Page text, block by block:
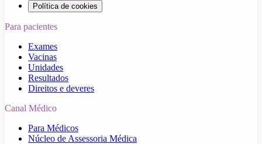
Política de cookies
Para pacientes
Exames
Vacinas
Unidades
Resultados
Direitos e deveres
Canal Médico
Para Médicos
Núcleo de Assessoria Médica